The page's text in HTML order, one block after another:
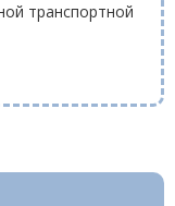
транспортной